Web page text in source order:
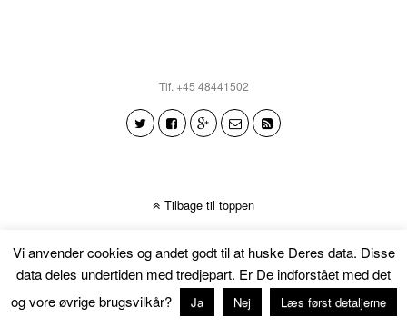
Tlf. +45 48441502
Vi anvender cookies og andet godt til at huske Deres data. Disse
data deles undertiden med tredjepart. Er De indforstået med det
og vore øvrige brugsvilkår?
Ja Nej Læs først detaljerne
Tilbage til toppen